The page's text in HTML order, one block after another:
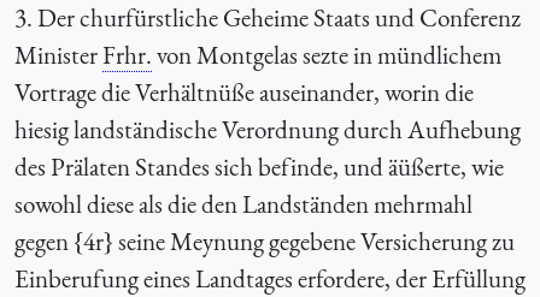
3. Der churfürstliche Geheime Staats und Conferenz
MinisterFrhr.von Montgelas sezte in mündlichem
Vortrage die Verhältnüße auseinander, worin die
hiesig landständische Verordnung durch Aufhebung
des Prälaten Standes sich befinde, und äüßerte, wie
sowohl diese als die den Landständen mehrmahl
gegen {4r} seine Meynung gegebene Versicherung zu
Einberufung eines Landtages erfordere, der Erfüllung